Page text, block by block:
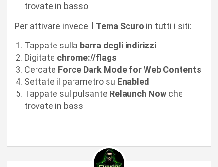
trovate in basso
Per attivare invece il Tema Scuro in tutti i siti:
Tappate sulla barra degli indirizzi
Digitate chrome://flags
Cercate Force Dark Mode for Web Contents
Settate il parametro su Enabled
Tappate sul pulsante Relaunch Now che
trovate in bass